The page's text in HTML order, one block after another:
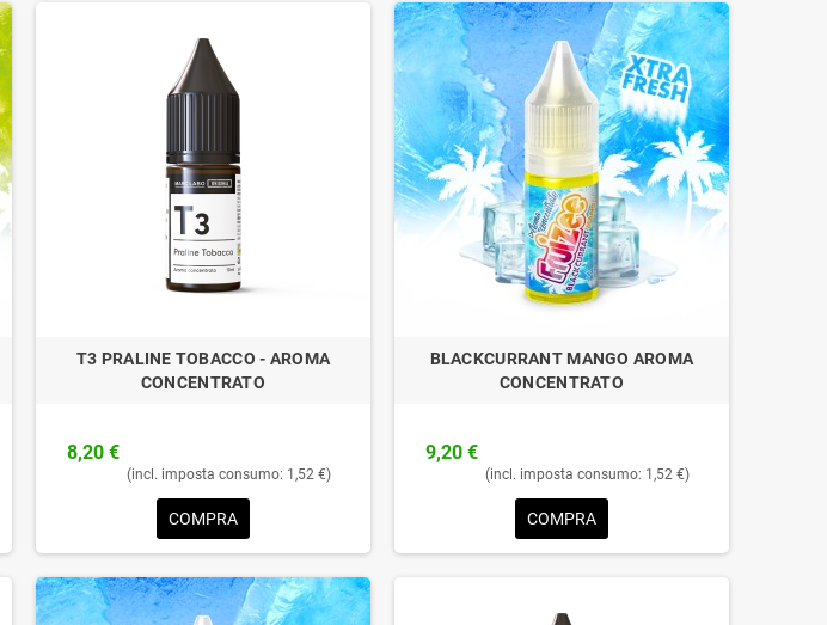
T3 PRALINE TOBACCO - AROMA
CONCENTRATO
8,20 €
(incl. imposta consumo: 1,52 €)
COMPRA
BLACKCURRANT MANGO AROMA
CONCENTRATO
9,20 €
(incl. imposta consumo: 1,52 €)
COMPRA